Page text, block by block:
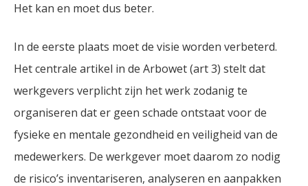
Het kan en moet dus beter.
In de eerste plaats moet de visie worden verbeterd.
Het centrale artikel in de Arbowet (art 3) stelt dat
werkgevers verplicht zijn het werk zodanig te
organiseren dat er geen schade ontstaat voor de
fysieke en mentale gezondheid en veiligheid van de
medewerkers. De werkgever moet daarom zo nodig
de risico’s inventariseren, analyseren en aanpakken